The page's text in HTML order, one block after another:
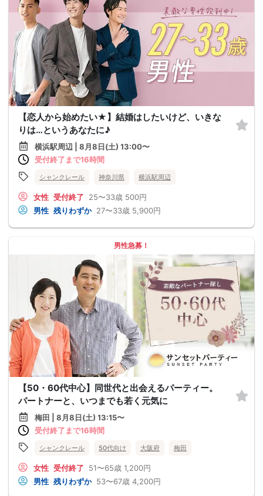
【恋人から始めたい★】結婚はしたいけど、いきな
りは…というあなたに♪
横浜駅周辺 | 8月8日(土) 13:00〜
受付終了まで16時間
シャンクレール 神奈川県 横浜駅周辺
女性 受付終了 25〜33歳 500円
男性 残りわずか 27〜33歳 5,900円
男性急募！
【50・60代中心】同世代と出会えるパーティー。
パートナーと、いつまでも若く元気に
梅田 | 8月8日(土) 13:15〜
受付終了まで16時間
シャンクレール 50代向け 大阪府 梅田
女性 受付終了 51〜65歳 1,200円
男性 残りわずか 53〜67歳 4,200円